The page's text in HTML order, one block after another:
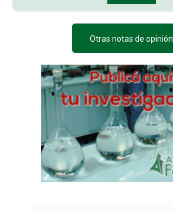
Otras notas de opinión